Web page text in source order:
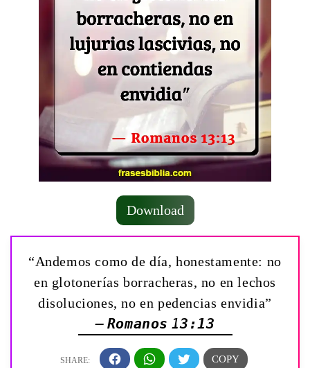
Download
“Andemos como de día, honestamente: no
en glotonerías borracheras, no en lechos
disoluciones, no en pedencias envidia”
— Romanos 13:13